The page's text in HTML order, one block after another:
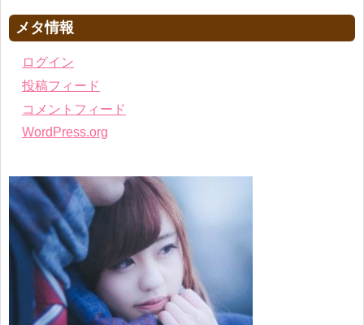
メタ情報
ログイン
投稿フィード
コメントフィード
WordPress.org